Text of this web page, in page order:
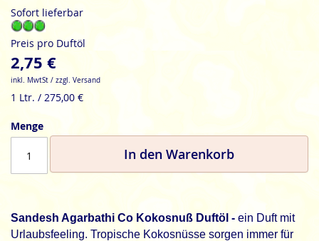
Sofort lieferbar
Preis pro Duftöl
2,75 €
inkl. MwtSt / zzgl. Versand
1 Ltr. / 275,00 €
Menge
In den Warenkorb
Sandesh Agarbathi Co Kokosnuß Duftöl - ein Duft mit
Urlaubsfeeling. Tropische Kokosnüsse sorgen immer für